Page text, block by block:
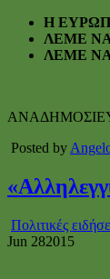
Η
ΛΕΜΕ
ΛΕΜΕ
Posted by
Πολιτικές
Jun 282015